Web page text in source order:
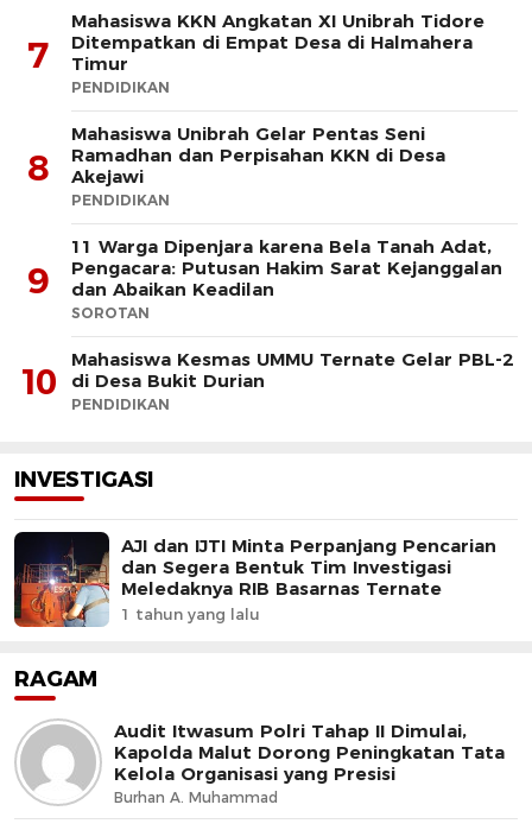
7
Mahasiswa KKN Angkatan XI Unibrah Tidore
Ditempatkan di Empat Desa di Halmahera
Timur
PENDIDIKAN
8
Mahasiswa Unibrah Gelar Pentas Seni
Ramadhan dan Perpisahan KKN di Desa
Akejawi
PENDIDIKAN
9
11 Warga Dipenjara karena Bela Tanah Adat,
Pengacara: Putusan Hakim Sarat Kejanggalan
dan Abaikan Keadilan
SOROTAN
10
Mahasiswa Kesmas UMMU Ternate Gelar PBL-2
di Desa Bukit Durian
PENDIDIKAN
INVESTIGASI
AJI dan IJTI Minta Perpanjang Pencarian
dan Segera Bentuk Tim Investigasi
Meledaknya RIB Basarnas Ternate
1 tahun yang lalu
RAGAM
Audit Itwasum Polri Tahap II Dimulai,
Kapolda Malut Dorong Peningkatan Tata
Kelola Organisasi yang Presisi
Burhan A. Muhammad